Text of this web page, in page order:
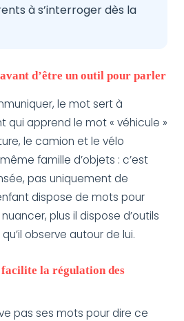
à s’interroger dès la
d’être un outil pour parler
le mot sert à
qui apprend le mot « véhicule »
le camion et le vélo
famille d’objets : c’est
pas uniquement de
dispose de mots pour
plus il dispose d’outils
observe autour de lui.
la régulation des
pas ses mots pour dire ce